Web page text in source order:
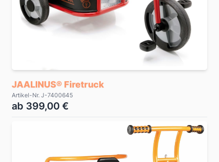
JAALINUS® Firetruck
Artikel-Nr. J-7400645
ab 399,00 €